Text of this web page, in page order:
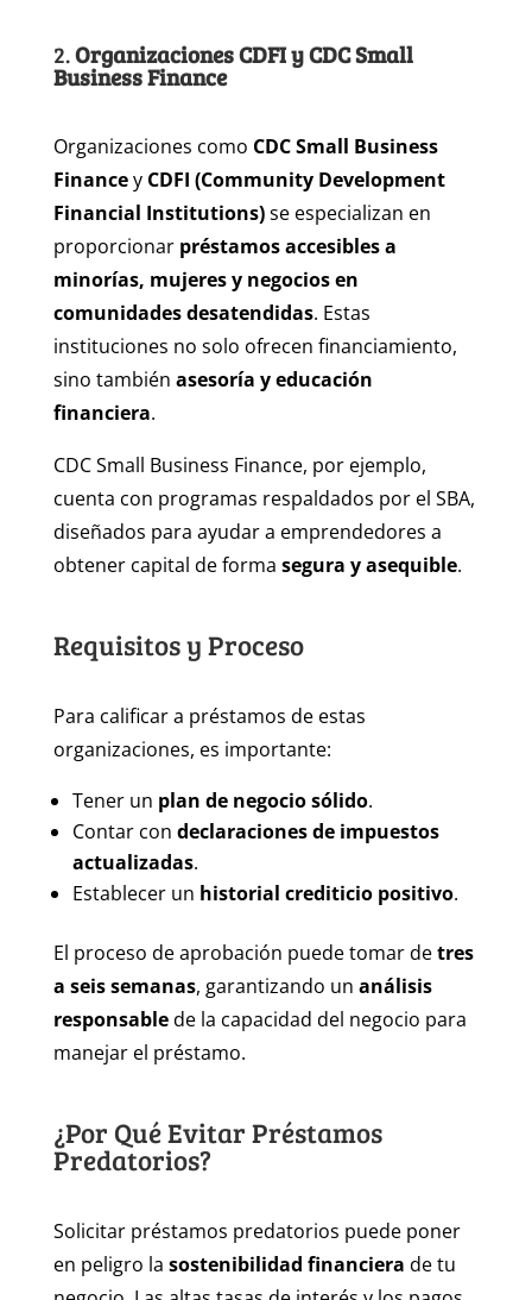
2.Organizaciones CDFI y CDC Small
Business Finance
Organizaciones como CDC Small Business
Financey CDFI (Community Development
Financial Institutions)se especializan en
proporcionar préstamos accesibles a
minorías, mujeres y negocios en
comunidades desatendidas. Estas
instituciones no solo ofrecen financiamiento,
sino también asesoría y educación
financiera.
CDC Small Business Finance, por ejemplo,
cuenta con programas respaldados por el SBA,
diseñados para ayudar a emprendedores a
obtener capital de forma segura y asequible.
Requisitos y Proceso
Para calificar a préstamos de estas
organizaciones, es importante:
Tener un plan de negocio sólido.
Contar con declaraciones de impuestos
actualizadas.
Establecer un historial crediticio positivo.
El proceso de aprobación puede tomar detres
a seis semanas, garantizando un análisis
responsablede la capacidad del negocio para
manejar el préstamo.
¿Por Qué Evitar Préstamos
Predatorios?
Solicitar préstamos predatorios puede poner
en peligro la sostenibilidad financiera de tu